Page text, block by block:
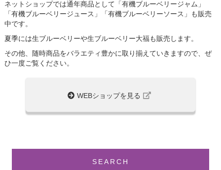
ネットショップでは通年商品として「有機ブルーベリージャム」
「有機ブルーベリージュース」「有機ブルーベリーソース」も販売
中です。
夏季には生ブルーベリーや生ブルーベリー大福も販売します。
その他、随時商品をバラエティ豊かに取り揃えていきますので、ぜ
ひ一度ご覧ください。
WEBショップを見る
SEARCH